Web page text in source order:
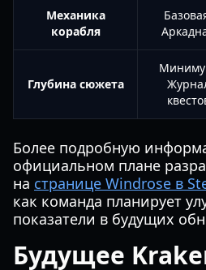
Механика
корабля
Глубина сюжета
Более подробную
официальном плане
на странице Windrose в
как команда планирует
показатели в будущих
Будущее